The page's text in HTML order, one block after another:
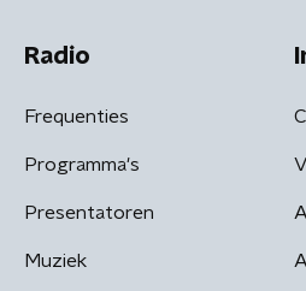
Radio
Frequenties
Programma's
Presentatoren
Muziek